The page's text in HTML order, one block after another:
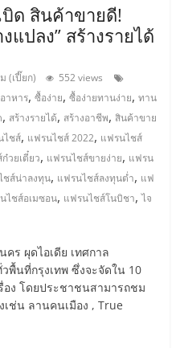
ด สินค้าขายดี!
แปลง” สร้างรายได้
(เปี๊ยก)
552 views
าหาร,ซื้อง่าย,ซื้อง่ายทานง่าย,ทาน
, สร้างรายได้, สร้างอาชีพ,สินค้าขาย
ไชส์, แฟรนไชส์ 2022, แฟรนไชส์
วยเตี๋ยว, แฟรนไชส์ขายง่าย, แฟรน
ชส์น่าลงทุน, แฟรนไชส์ลงทุนต่ำ, แฟ
ไชส์อเมซอน, แฟรนไชส์โนบิชา,ไจ
ร ผุดไอเดีย เทศกาล
พื้นที่กรุงเทพ ซึ่งจะจัดใน 10
อง โดยประชาชนสามารถชม
ช่น ลานคนเมือง , True